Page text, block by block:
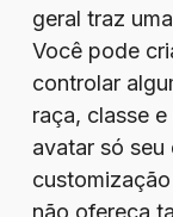
geral traz
Você pode
controlar
raça, classe
avatar só seu
não ofereça